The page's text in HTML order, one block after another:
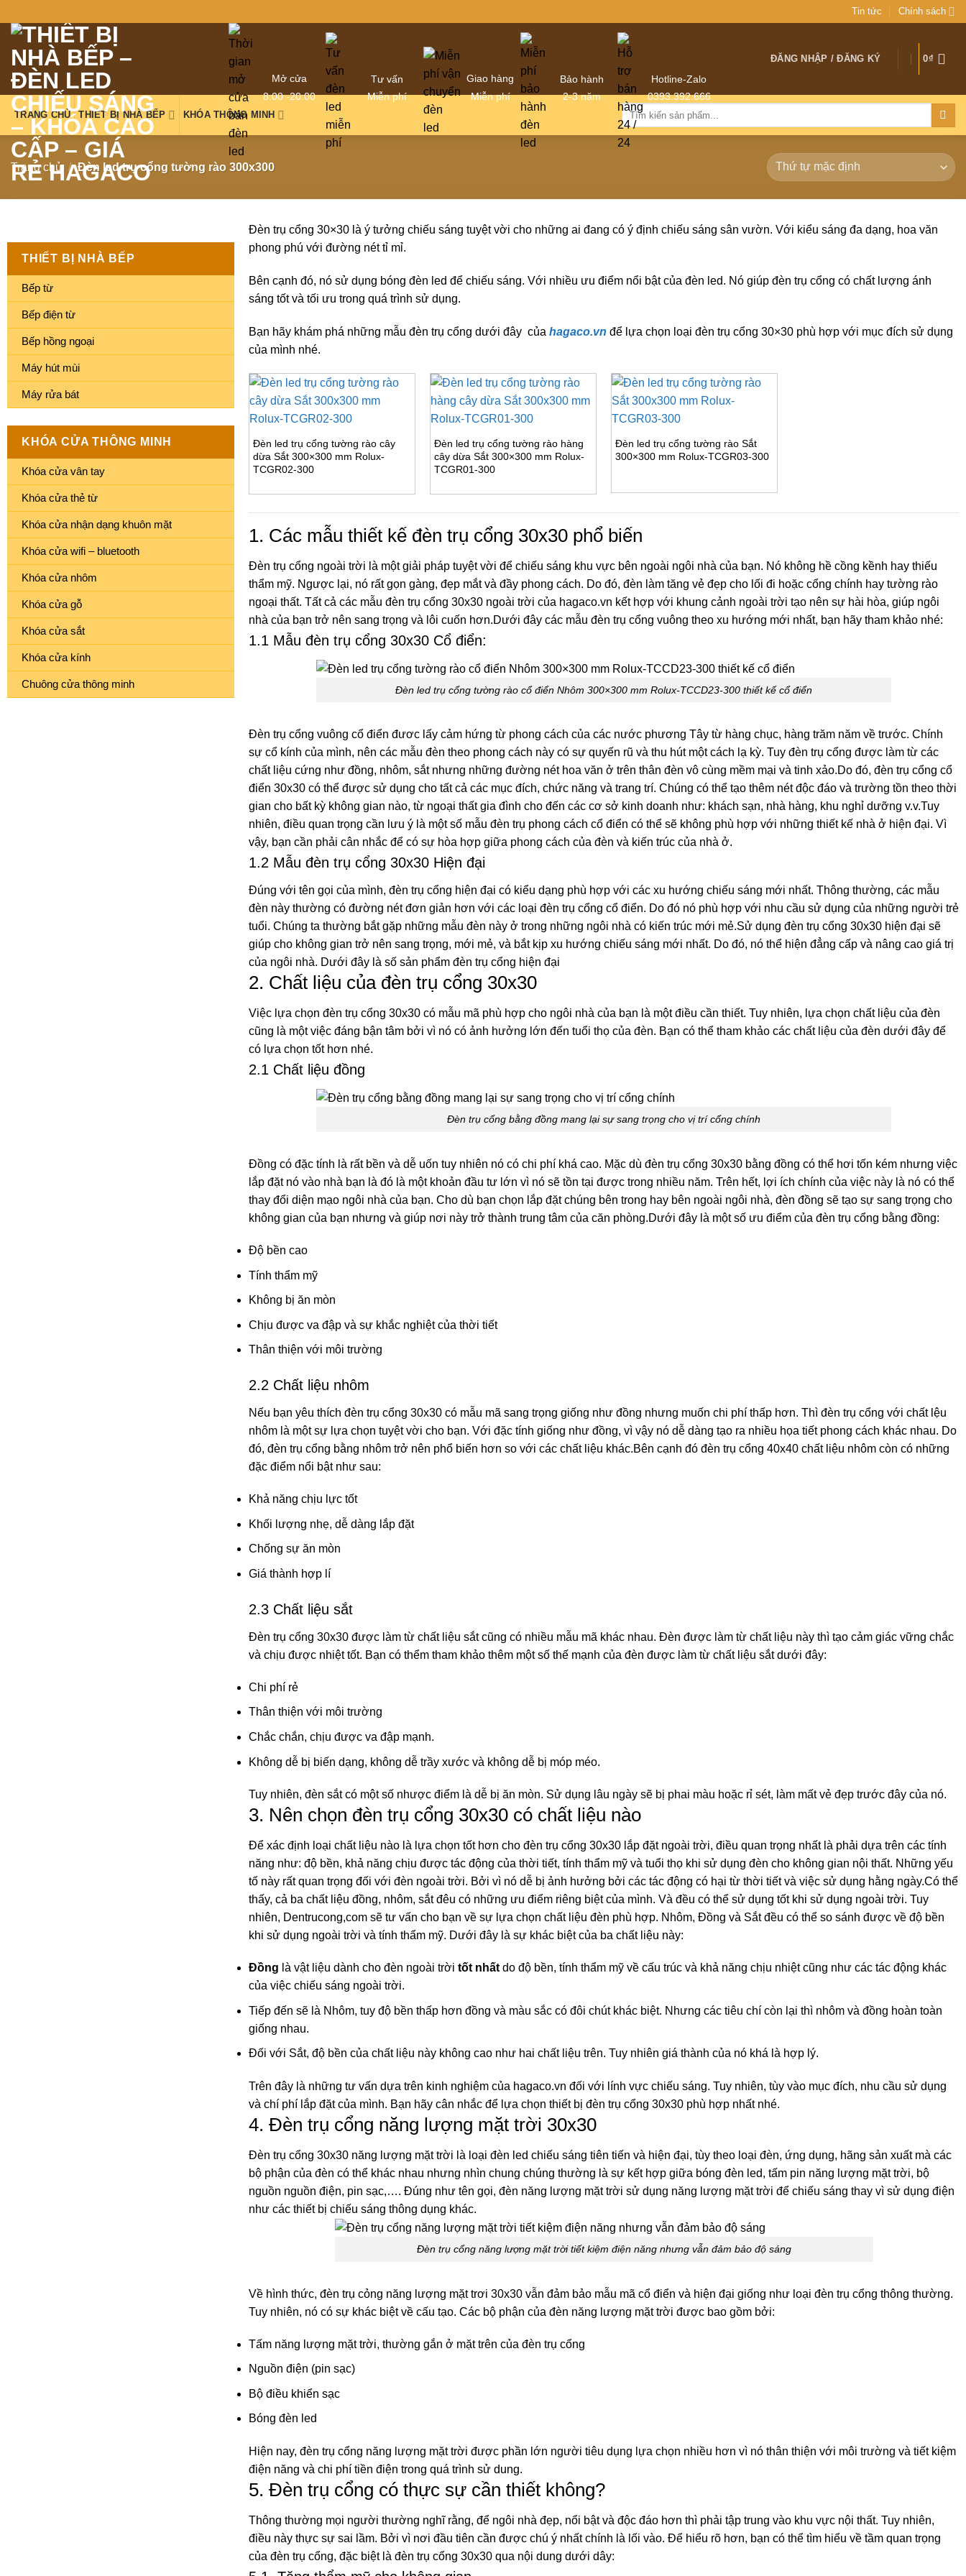
Tin tức Chính sách
Mở cửa
8:00 -20:00
Tư vấn
Miễn phí
Giao hàng
Miễn phí
Bảo hành
2-3 năm
Hotline-Zalo
0393.392.666
ĐĂNG NHẬP / ĐĂNG KÝ 0₫
TRANG CHỦ THIẾT BỊ NHÀ BẾP KHÓA THÔNG MINH
Tìm
kiếm:
Trang chủ / Đèn led trụ cổng tường rào 300x300
THIẾT BỊ NHÀ BẾP
Bếp từ
Bếp điện từ
Bếp hồng ngoại
Máy hút mùi
Máy rửa bát
KHÓA CỬA THÔNG MINH
Khóa cửa vân tay
Khóa cửa thẻ từ
Khóa cửa nhận dạng khuôn mặt
Khóa cửa wifi – bluetooth
Khóa cửa nhôm
Khóa cửa gỗ
Khóa cửa sắt
Khóa cửa kính
Chuông cửa thông minh
Đèn trụ cổng 30×30 là ý tưởng chiếu sáng tuyệt vời cho những ai đang có ý định chiếu sáng sân vườn. Với kiểu sáng đa dạng, hoa văn
phong phú với đường nét tỉ mỉ.
Bên cạnh đó, nó sử dụng bóng đèn led để chiếu sáng. Với nhiều ưu điểm nổi bật của đèn led. Nó giúp đèn trụ cổng có chất lượng ánh
sáng tốt và tối ưu trong quá trình sử dụng.
Bạn hãy khám phá những mẫu đèn trụ cổng dưới đây của hagaco.vn để lựa chọn loại đèn trụ cổng 30×30 phù hợp với mục đích sử dụng
của mình nhé.
Đèn led trụ cổng tường rào cây
dừa Sắt 300×300 mm Rolux-
TCGR02-300
Đèn led trụ cổng tường rào hàng
cây dừa Sắt 300×300 mm Rolux-
TCGR01-300
Đèn led trụ cổng tường rào Sắt
300×300 mm Rolux-TCGR03-300
1. Các mẫu thiết kế đèn trụ cổng 30x30 phổ biến
Đèn trụ cổng ngoài trời là một giải pháp tuyệt vời để chiếu sáng khu vực bên ngoài ngôi nhà của bạn. Nó không hề cồng kềnh hay thiếu
thẩm mỹ. Ngược lại, nó rất gọn gàng, đẹp mắt và đầy phong cách. Do đó, đèn làm tăng vẻ đẹp cho lối đi hoặc cổng chính hay tường rào
ngoại thất. Tất cả các mẫu đèn trụ cổng 30x30 ngoài trời của hagaco.vn kết hợp với khung cảnh ngoài trời tạo nên sự hài hòa, giúp ngôi
nhà của bạn trở nên sang trọng và lôi cuốn hơn.Dưới đây các mẫu đèn trụ cổng vuông theo xu hướng mới nhất, bạn hãy tham khảo nhé:
1.1 Mẫu đèn trụ cổng 30x30 Cổ điển:
Đèn led trụ cổng tường rào cổ điển Nhôm 300×300 mm Rolux-TCCD23-300 thiết kế cổ điển
Đèn trụ cổng vuông cổ điển đươc lấy cảm hứng từ phong cách của các nước phương Tây từ hàng chục, hàng trăm năm về trước. Chính
sự cổ kính của mình, nên các mẫu đèn theo phong cách này có sự quyến rũ và thu hút một cách lạ kỳ. Tuy đèn trụ cổng được làm từ các
chất liệu cứng như đồng, nhôm, sắt nhưng những đường nét hoa văn ở trên thân đèn vô cùng mềm mại và tinh xảo.Do đó, đèn trụ cổng cổ
điển 30x30 có thể được sử dụng cho tất cả các mục đích, chức năng và trang trí. Chúng có thể tạo thêm nét độc đáo và trường tồn theo thời
gian cho bất kỳ không gian nào, từ ngoại thất gia đình cho đến các cơ sở kinh doanh như: khách sạn, nhà hàng, khu nghỉ dưỡng v.v.Tuy
nhiên, điều quan trọng cần lưu ý là một số mẫu đèn trụ phong cách cổ điển có thể sẽ không phù hợp với những thiết kế nhà ở hiện đại. Vì
vậy, bạn cần phải cân nhắc để có sự hòa hợp giữa phong cách của đèn và kiến trúc của nhà ở.
1.2 Mẫu đèn trụ cổng 30x30 Hiện đại
Đúng với tên gọi của mình, đèn trụ cổng hiện đại có kiểu dạng phù hợp với các xu hướng chiếu sáng mới nhất. Thông thường, các mẫu
đèn này thường có đường nét đơn giản hơn với các loại đèn trụ cổng cổ điển. Do đó nó phù hợp với nhu cầu sử dụng của những người trẻ
tuổi. Chúng ta thường bắt gặp những mẫu đèn này ở trong những ngôi nhà có kiến trúc mới mẻ.Sử dụng đèn trụ cổng 30x30 hiện đại sẽ
giúp cho không gian trở nên sang trọng, mới mẻ, và bắt kịp xu hướng chiếu sáng mới nhất. Do đó, nó thể hiện đẳng cấp và nâng cao giá trị
của ngôi nhà. Dưới đây là số sản phẩm đèn trụ cổng hiện đại
2. Chất liệu của đèn trụ cổng 30x30
Việc lựa chọn đèn trụ cổng 30x30 có mẫu mã phù hợp cho ngôi nhà của bạn là một điều cần thiết. Tuy nhiên, lựa chọn chất liệu của đèn
cũng là một việc đáng bận tâm bởi vì nó có ảnh hưởng lớn đến tuổi thọ của đèn. Bạn có thể tham khảo các chất liệu của đèn dưới đây để
có lựa chọn tốt hơn nhé.
2.1 Chất liệu đồng
Đèn trụ cổng bằng đồng mang lại sự sang trọng cho vị trí cổng chính
Đồng có đặc tính là rất bền và dễ uốn tuy nhiên nó có chi phí khá cao. Mặc dù đèn trụ cổng 30x30 bằng đồng có thể hơi tốn kém nhưng việc
lắp đặt nó vào nhà bạn là đó là một khoản đầu tư lớn vì nó sẽ tồn tại được trong nhiều năm. Trên hết, lợi ích chính của việc này là nó có thể
thay đổi diện mạo ngôi nhà của bạn. Cho dù bạn chọn lắp đặt chúng bên trong hay bên ngoài ngôi nhà, đèn đồng sẽ tạo sự sang trọng cho
không gian của bạn nhưng và giúp nơi này trở thành trung tâm của căn phòng.Dưới đây là một số ưu điểm của đèn trụ cổng bằng đồng:
Độ bền cao
Tính thẩm mỹ
Không bị ăn mòn
Chịu được va đập và sự khắc nghiệt của thời tiết
Thân thiện với môi trường
2.2 Chất liệu nhôm
Nếu bạn yêu thích đèn trụ cổng 30x30 có mẫu mã sang trọng giống như đồng nhưng muốn chi phí thấp hơn. Thì đèn trụ cổng với chất lệu
nhôm là một sự lựa chọn tuyệt vời cho bạn. Với đặc tính giống như đồng, vì vậy nó dễ dàng tạo ra nhiều họa tiết phong cách khác nhau. Do
đó, đèn trụ cổng bằng nhôm trở nên phổ biến hơn so với các chất liệu khác.Bên cạnh đó đèn trụ cổng 40x40 chất liệu nhôm còn có những
đặc điểm nổi bật như sau:
Khả năng chịu lực tốt
Khối lượng nhẹ, dễ dàng lắp đặt
Chống sự ăn mòn
Giá thành hợp lí
2.3 Chất liệu sắt
Đèn trụ cổng 30x30 được làm từ chất liệu sắt cũng có nhiều mẫu mã khác nhau. Đèn được làm từ chất liệu này thì tạo cảm giác vững chắc
và chịu được nhiệt tốt. Bạn có thểm tham khảo thêm một số thế mạnh của đèn được làm từ chất liệu sắt dưới đây:
Chi phí rẻ
Thân thiện với môi trường
Chắc chắn, chịu được va đập mạnh.
Không dễ bị biến dạng, không dễ trầy xước và không dễ bị móp méo.
Tuy nhiên, đèn sắt có một số nhược điểm là dễ bị ăn mòn. Sử dụng lâu ngày sẽ bị phai màu hoặc rỉ sét, làm mất vẻ đẹp trước đây của nó.
3. Nên chọn đèn trụ cổng 30x30 có chất liệu nào
Để xác định loại chất liệu nào là lựa chọn tốt hơn cho đèn trụ cổng 30x30 lắp đặt ngoài trời, điều quan trọng nhất là phải dựa trên các tính
năng như: độ bền, khả năng chịu được tác động của thời tiết, tính thẩm mỹ và tuổi thọ khi sử dụng đèn cho không gian nội thất. Những yếu
tố này rất quan trọng đối với đèn ngoài trời. Bởi vì nó dễ bị ảnh hưởng bởi các tác động có hại từ thời tiết và việc sử dụng hằng ngày.Có thể
thấy, cả ba chất liệu đồng, nhôm, sắt đêu có những ưu điểm riêng biệt của mình. Và đều có thể sử dụng tốt khi sử dụng ngoài trời. Tuy
nhiên, Dentrucong,com sẽ tư vấn cho bạn về sự lựa chọn chất liệu đèn phù hợp. Nhôm, Đồng và Sắt đều có thể so sánh được về độ bền
khi sử dụng ngoài trời và tính thẩm mỹ. Dưới đây là sự khác biệt của ba chất liệu này:
Đồng là vật liệu dành cho đèn ngoài trời tốt nhất do độ bền, tính thẩm mỹ về cấu trúc và khả năng chịu nhiệt cũng như các tác động khác
của việc chiếu sáng ngoài trời.
Tiếp đến sẽ là Nhôm, tuy độ bền thấp hơn đồng và màu sắc có đôi chút khác biệt. Nhưng các tiêu chí còn lại thì nhôm và đồng hoàn toàn
giống nhau.
Đối với Sắt, độ bền của chất liệu này không cao như hai chất liệu trên. Tuy nhiên giá thành của nó khá là hợp lý.
Trên đây là những tư vấn dựa trên kinh nghiệm của hagaco.vn đối với lính vực chiếu sáng. Tuy nhiên, tùy vào mục đích, nhu cầu sử dụng
và chí phí lắp đặt của mình. Bạn hãy cân nhắc để lựa chọn thiết bị đèn trụ cổng 30x30 phù hợp nhất nhé.
4. Đèn trụ cổng năng lượng mặt trời 30x30
Đèn trụ cổng 30x30 năng lượng mặt trời là loại đèn led chiếu sáng tiên tiến và hiện đại, tùy theo loại đèn, ứng dụng, hãng sản xuất mà các
bộ phận của đèn có thể khác nhau nhưng nhìn chung chúng thường là sự kết hợp giữa bóng đèn led, tấm pin năng lượng mặt trời, bộ
nguồn nguồn điện, pin sạc,…. Đúng như tên gọi, đèn năng lượng mặt trời sử dụng năng lượng mặt trời để chiếu sáng thay vì sử dụng điện
như các thiết bị chiếu sáng thông dụng khác.
Đèn trụ cổng năng lượng mặt trời tiết kiệm điện năng nhưng vẫn đảm bảo độ sáng
Về hình thức, đèn trụ cỏng năng lượng mặt trơi 30x30 vẫn đảm bảo mẫu mã cổ điển và hiện đại giống như loại đèn trụ cổng thông thường.
Tuy nhiên, nó có sự khác biệt về cấu tạo. Các bộ phận của đèn năng lượng mặt trời được bao gồm bởi:
Tấm năng lượng mặt trời, thường gắn ở mặt trên của đèn trụ cổng
Nguồn điện (pin sạc)
Bộ điều khiển sạc
Bóng đèn led
Hiện nay, đèn trụ cổng năng lượng mặt trời được phần lớn người tiêu dụng lựa chọn nhiều hơn vì nó thân thiện với môi trường và tiết kiệm
điện năng và chi phí tiền điện trong quá trình sử dung.
5. Đèn trụ cổng có thực sự cần thiết không?
Thông thường mọi người thường nghĩ rằng, để ngôi nhà đẹp, nổi bật và độc đáo hơn thì phải tập trung vào khu vực nội thất. Tuy nhiên,
điều này thực sự sai lầm. Bởi vì nơi đầu tiên cần được chú ý nhất chính là lối vào. Để hiểu rõ hơn, bạn có thể tìm hiểu về tầm quan trọng
của đèn trụ cổng, đặc biệt là đèn trụ cổng 30x30 qua nội dung dưới dây: